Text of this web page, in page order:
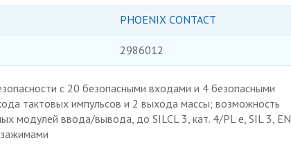
PHOENIX CONTACT
2986012
с 20 безопасными входами и 4 безопасными
тактовых импульсов и 2 выхода массы; возможность
модулей ввода/вывода, до SILCL 3, кат. 4/PL e, SIL 3, EN